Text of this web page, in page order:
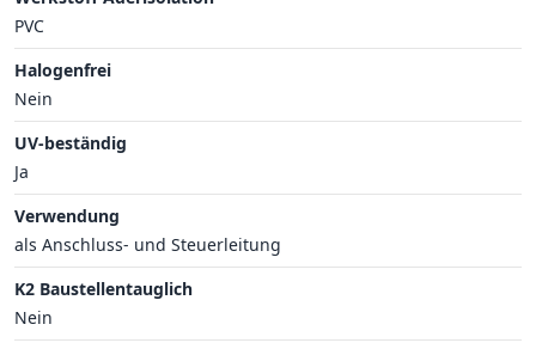
PVC
Halogenfrei
Nein
UV-beständig
Ja
Verwendung
als Anschluss- und Steuerleitung
K2 Baustellentauglich
Nein